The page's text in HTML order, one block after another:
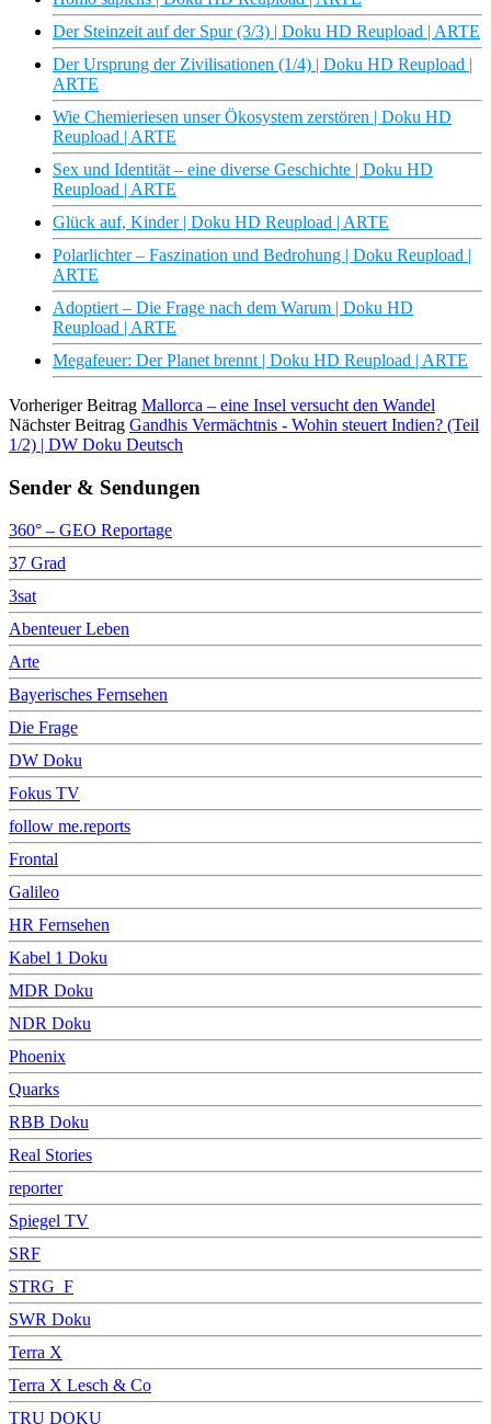
Der Steinzeit auf der Spur (3/3) | Doku HD Reupload | ARTE
Der Ursprung der Zivilisationen (1/4) | Doku HD Reupload |
ARTE
Wie Chemieriesen unser Ökosystem zerstören | Doku HD
Reupload | ARTE
Sex und Identität – eine diverse Geschichte | Doku HD
Reupload | ARTE
Glück auf, Kinder | Doku HD Reupload | ARTE
Polarlichter – Faszination und Bedrohung | Doku Reupload |
ARTE
Adoptiert – Die Frage nach dem Warum | Doku HD
Reupload | ARTE
Megafeuer: Der Planet brennt | Doku HD Reupload | ARTE
Vorheriger Beitrag Mallorca – eine Insel versucht den Wandel
Nächster Beitrag Gandhis Vermächtnis - Wohin steuert Indien? (Teil
1/2) | DW Doku Deutsch
Sender & Sendungen
360° – GEO Reportage
37 Grad
3sat
Abenteuer Leben
Arte
Bayerisches Fernsehen
Die Frage
DW Doku
Fokus TV
follow me.reports
Frontal
Galileo
HR Fernsehen
Kabel 1 Doku
MDR Doku
NDR Doku
Phoenix
Quarks
RBB Doku
Real Stories
reporter
Spiegel TV
SRF
STRG_F
SWR Doku
Terra X
Terra X Lesch & Co
TRU DOKU